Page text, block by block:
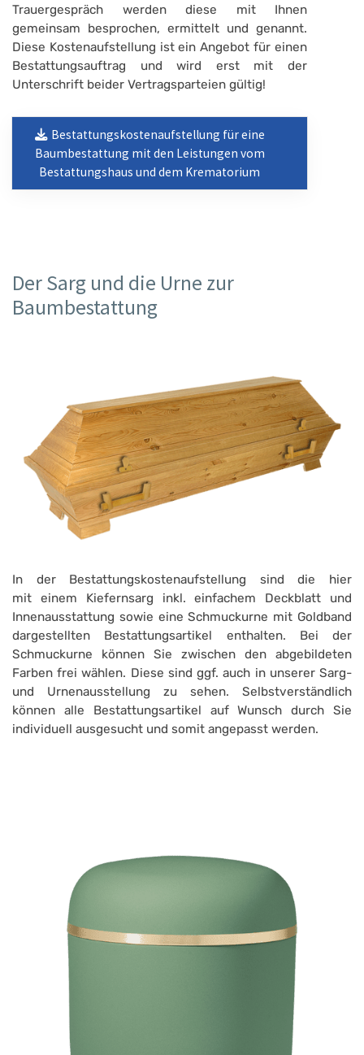
Trauergespräch werden diese mit Ihnen
gemeinsam besprochen, ermittelt und genannt.
Diese Kostenaufstellung ist ein Angebot für einen
Bestattungsauftrag und wird erst mit der
Unterschrift beider Vertragsparteien gültig!
Bestattungskostenaufstellung für eine
Baumbestattung mit den Leistungen vom
Bestattungshaus und dem Krematorium
Der Sarg und die Urne zur
Baumbestattung
In der Bestattungskostenaufstellung sind die hier
mit einem Kiefernsarg inkl. einfachem Deckblatt und
Innenausstattung sowie eine Schmuckurne mit Goldband
dargestellten Bestattungsartikel enthalten. Bei der
Schmuckurne können Sie zwischen den abgebildeten
Farben frei wählen. Diese sind ggf. auch in unserer Sarg-
und Urnenausstellung zu sehen. Selbstverständlich
können alle Bestattungsartikel auf Wunsch durch Sie
individuell ausgesucht und somit angepasst werden.